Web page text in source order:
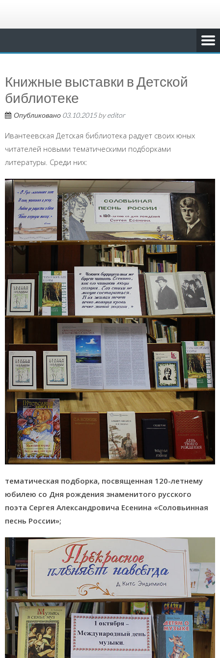
Книжные выставки в Детской
библиотеке
Опубликовано 03.10.2015byeditor
Ивантеевская Детская библиотека радует своих юных
читателей новыми тематическими подборками
литературы. Среди них:
тематическая подборка, посвященная 120-летнему
юбилею со Дня рождения знаменитого русского
поэта Сергея Александровича Есенина «Соловьинная
песнь России»;